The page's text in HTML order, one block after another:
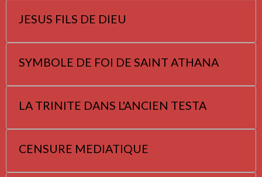
JESUS FILS DE DIEU
SYMBOLE DE FOI DE SAINT ATHANA
LA TRINITE DANS L'ANCIEN TESTA
CENSURE MEDIATIQUE